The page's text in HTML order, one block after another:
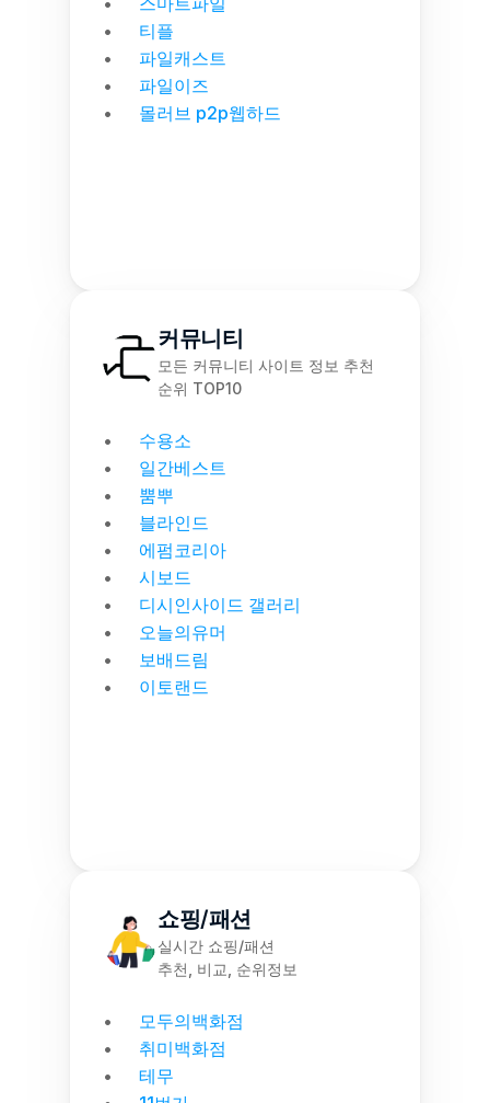
티플
파일캐스트
파일이즈
몰러브 p2p웹하드
커뮤니티
모든 커뮤니티 사이트 정보 추천
순위 TOP10
수용소
일간베스트
뿜뿌
블라인드
에펌코리아
시보드
디시인사이드 갤러리
오늘의유머
보배드림
이토랜드
쇼핑/패션
실시간 쇼핑/패션
추천, 비교, 순위정보
모두의백화점
취미백화점
테무